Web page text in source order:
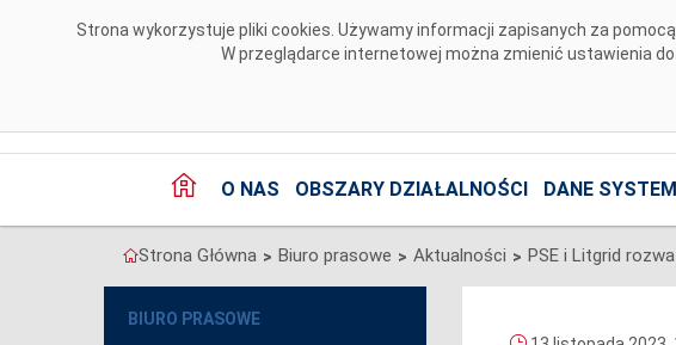
Strona wykorzystuje pliki cookies. Używamy informacji zapisanych za
W przeglądarce internetowej można zmienić ustawienia
O NAS OBSZARY DZIAŁALNOŚCI DANE
Strona Główna > Biuro prasowe > Aktualności >
BIURO PRASOWE